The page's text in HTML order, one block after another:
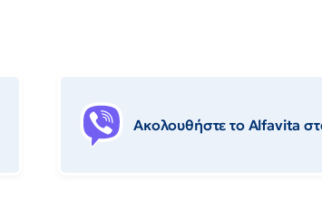
Ακολουθήστε το Αlfavita